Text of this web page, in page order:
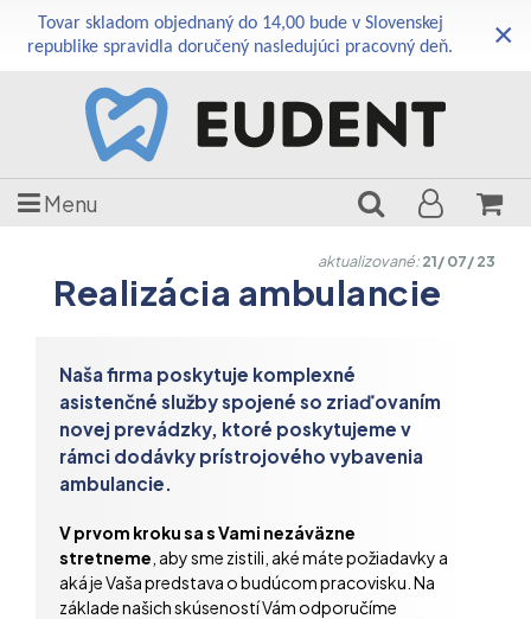
Tovar skladom objednaný do 14,00 bude v Slovenskej
republike spravidla doručený nasledujúci pracovný deň.
×
Menu
aktualizované:21/ 07/ 23
Realizácia ambulancie
Naša firma poskytuje komplexné
asistenčné služby spojené so zriaďovaním
novej prevádzky, ktoré poskytujeme v
rámci dodávky prístrojového vybavenia
ambulancie.
V prvom kroku sa s Vami nezáväzne
stretneme, aby sme zistili, aké máte požiadavky a
aká je Vaša predstava o budúcom pracovisku. Na
základe našich skúseností Vám odporučíme